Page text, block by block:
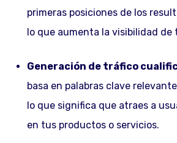
primeras posiciones de los
lo que aumenta la visibilidad de
Generación de tráfico
basa en palabras clave
lo que significa que atraes a
en tus productos o servicios.